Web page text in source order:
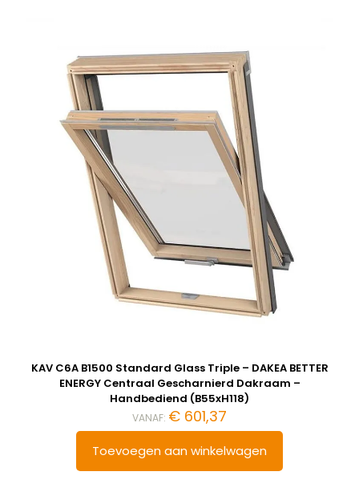
KAV C6A B1500 Standard Glass Triple – DAKEA BETTER
ENERGY Centraal Gescharnierd Dakraam –
Handbediend (B55xH118)
VANAF: € 601,37
Toevoegen aan winkelwagen